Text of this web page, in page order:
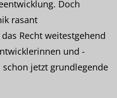
Doch
rasant
Recht weitestgehend
und -
jetzt grundlegende